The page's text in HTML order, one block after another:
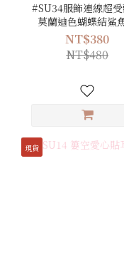
#SU34服飾連線超
莫蘭迪色蝴蝶結鯊
NT$380
NT$480
現貨